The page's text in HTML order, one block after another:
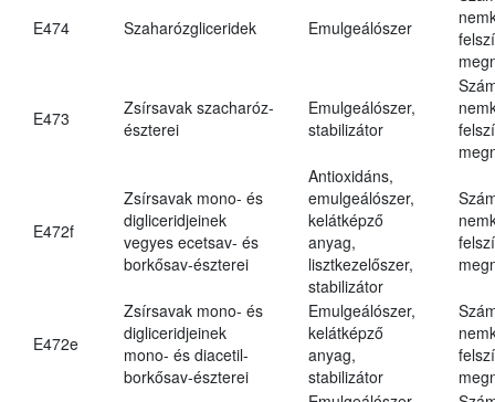
E474 Szaharózgliceridek Emulgeálószer
E473
Zsírsavak szacharóz-
észterei
Emulgeálószer,
stabilizátor
E472f
Zsírsavak mono- és
digliceridjeinek
vegyes ecetsav- és
borkősav-észterei
Antioxidáns,
emulgeálószer,
kelátképző
anyag,
lisztkezelőszer,
stabilizátor
E472e
Zsírsavak mono- és
digliceridjeinek
mono- és diacetil-
borkősav-észterei
Emulgeálószer,
kelátképző
anyag,
stabilizátor